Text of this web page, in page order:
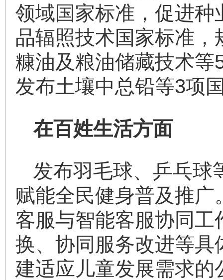
领域国家标准，促进
品辐照技术国家标准
糠油及粮油储藏技术
发布土壤中总铅等3项
在百姓生活方面
发布羽毛球、乒乓球
赋能全民健身普及推
客服与智能客服协同
换、协同服务改进等
建适应儿童发展需求